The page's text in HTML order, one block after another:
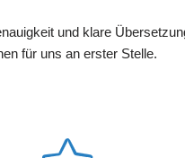
und klare
für uns an erster Stelle.